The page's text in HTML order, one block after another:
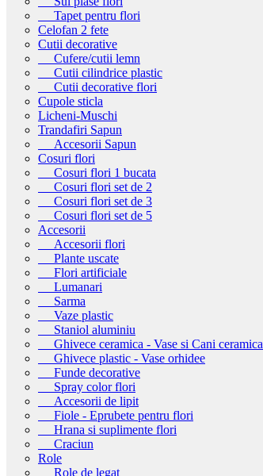
Tapet pentru flori
Celofan 2 fete
Cutii decorative
Cufere/cutii lemn
Cutii cilindrice plastic
Cutii decorative flori
Cupole sticla
Licheni-Muschi
Trandafiri Sapun
Accesorii Sapun
Cosuri flori
Cosuri flori 1 bucata
Cosuri flori set de 2
Cosuri flori set de 3
Cosuri flori set de 5
Accesorii
Accesorii flori
Plante uscate
Flori artificiale
Lumanari
Sarma
Vaze plastic
Staniol aluminiu
Ghivece ceramica - Vase si Cani ceramica
Ghivece plastic - Vase orhidee
Funde decorative
Spray color flori
Accesorii de lipit
Fiole - Eprubete pentru flori
Hrana si suplimente flori
Craciun
Role
Role de legat